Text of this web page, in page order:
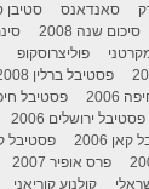
סאנדאנס סטיבן
סיכום שנה 2008
פוליצרוסקופ
פסטיבל ברלין 2008
2006 פסטיבל חיפה
פסטיבל ירושלים 2006
2006 פסטיבל קאן
פרס אופיר 2007
קולנוע קוריאני